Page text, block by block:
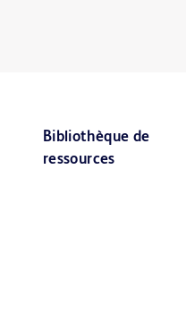
Bibliothèque de
ressources